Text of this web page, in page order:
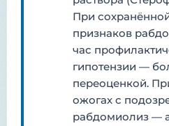
При
признаков
час
гипотензии —
переоценкой.
ожогах с
рабдомиолиз —